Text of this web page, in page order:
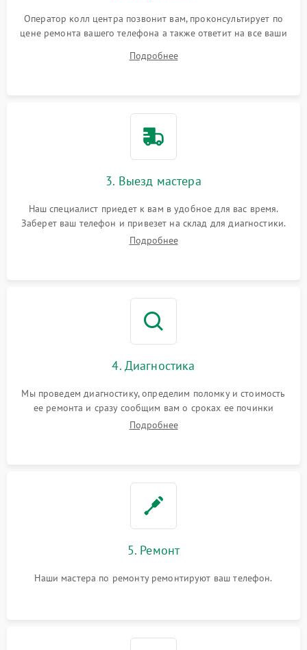
Оператор колл центра позвонит вам, проконсультирует по
цене ремонта вашего телефона а также ответит на все ваши
Подробнее
3. Выезд мастера
Наш специалист приедет к вам в удобное для вас время.
Заберет ваш телефон и привезет на склад для диагностики.
Подробнее
4. Диагностика
Мы проведем диагностику, определим поломку и стоимость
ее ремонта и сразу сообщим вам о сроках ее починки
Подробнее
5. Ремонт
Наши мастера по ремонту ремонтируют ваш телефон.